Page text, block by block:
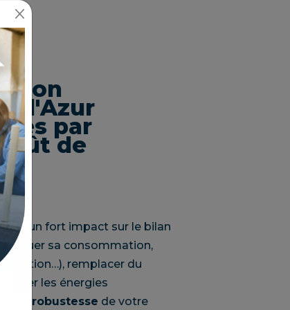
d'Azur
par
de
un fort impact sur le bilan
sa consommation,
remplacer du
les énergies
la robustesse de votre